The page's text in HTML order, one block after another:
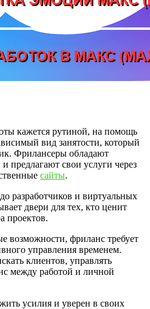
кажется рутиной, на помощь
вид занятости, который
Фрилансеры обладают
предлагают свои услуги через
сайты.
разработчиков и виртуальных
двери для тех, кто ценит
проектов.
возможности, фриланс требует
управления временем.
клиентов, управлять
между работой и личной
усилия и уверен в своих